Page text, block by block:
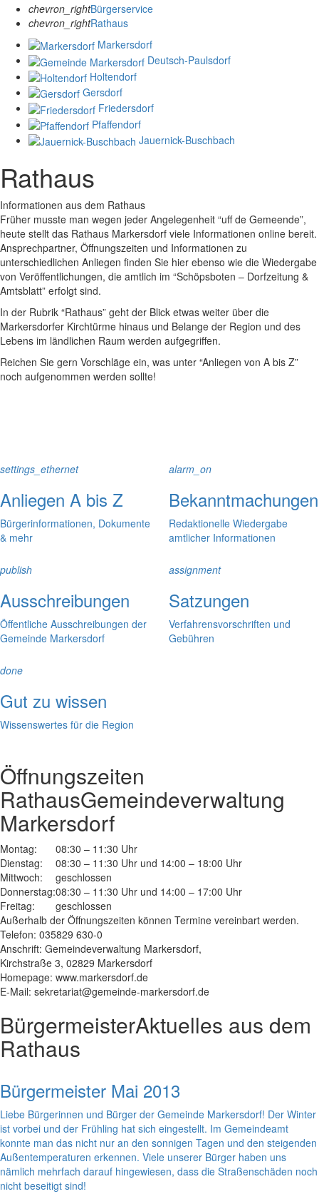
chevron_rightBürgerservice
chevron_rightRathaus
Markersdorf
Deutsch-Paulsdorf
Holtendorf
Gersdorf
Friedersdorf
Pfaffendorf
Jauernick-Buschbach
Rathaus
Informationen aus dem Rathaus
Früher musste man wegen jeder Angelegenheit “uff de Gemeende”,
heute stellt das Rathaus Markersdorf viele Informationen online bereit.
Ansprechpartner, Öffnungszeiten und Informationen zu
unterschiedlichen Anliegen finden Sie hier ebenso wie die Wiedergabe
von Veröffentlichungen, die amtlich im “Schöpsboten – Dorfzeitung &
Amtsblatt” erfolgt sind.
In der Rubrik “Rathaus” geht der Blick etwas weiter über die
Markersdorfer Kirchtürme hinaus und Belange der Region und des
Lebens im ländlichen Raum werden aufgegriffen.
Reichen Sie gern Vorschläge ein, was unter “Anliegen von A bis Z”
noch aufgenommen werden sollte!
settings_ethernet
Anliegen A bis Z
Bürgerinformationen, Dokumente
& mehr
alarm_on
Bekanntmachungen
Redaktionelle Wiedergabe
amtlicher Informationen
publish
Ausschreibungen
Öffentliche Ausschreibungen der
Gemeinde Markersdorf
assignment
Satzungen
Verfahrensvorschriften und
Gebühren
done
Gut zu wissen
Wissenswertes für die Region
Öffnungszeiten
RathausGemeindeverwaltung
Markersdorf
Montag:
08:30 – 11:30 Uhr
Dienstag:
08:30 – 11:30 Uhr und 14:00 – 18:00 Uhr
Mittwoch:
geschlossen
Donnerstag:08:30 – 11:30 Uhr und 14:00 – 17:00 Uhr
Freitag:
geschlossen
Außerhalb der Öffnungszeiten können Termine vereinbart werden.
Telefon: 035829 630-0
Anschrift: Gemeindeverwaltung Markersdorf,
Kirchstraße 3, 02829 Markersdorf
Homepage: www.markersdorf.de
E-Mail: sekretariat@gemeinde-markersdorf.de
BürgermeisterAktuelles aus dem
Rathaus
Bürgermeister Mai 2013
Liebe Bürgerinnen und Bürger der Gemeinde Markersdorf! Der Winter
ist vorbei und der Frühling hat sich eingestellt. Im Gemeindeamt
konnte man das nicht nur an den sonnigen Tagen und den steigenden
Außentemperaturen erkennen. Viele unserer Bürger haben uns
nämlich mehrfach darauf hingewiesen, dass die Straßenschäden noch
nicht beseitigt sind!